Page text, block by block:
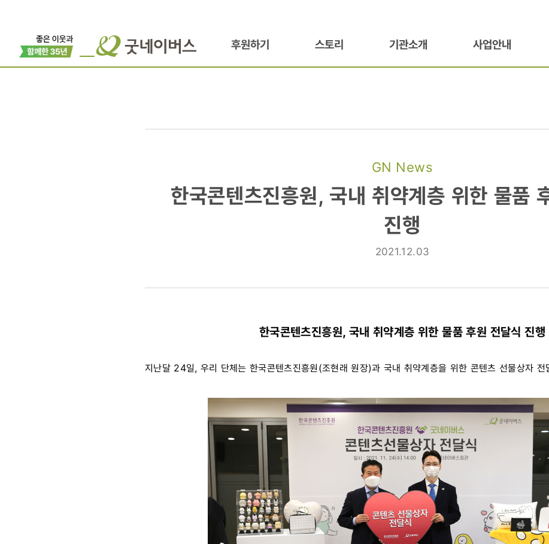
후원하기 스토리 기관소개 사업안내
GN News
한국콘텐츠진흥원,
위한
전달식
한국콘텐츠진흥원, 국내 취약계층 위한 물품
진행
2021.12.03
한국콘텐츠진흥원, 국내 취약계층 위한 물품 후원 전달식 진행
지난달 24일, 우리 단체는 한국콘텐츠진흥원(조현래 원장)과 국내 취약계층을 위한 콘텐츠 선물상자 전